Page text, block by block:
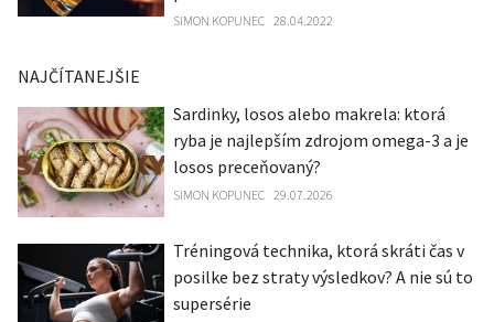
SIMON KOPUNEC 28.04.2022
NAJČÍTANEJŠIE
Sardinky, losos alebo makrela: ktorá
ryba je najlepším zdrojom omega-3 a je
losos preceňovaný?
SIMON KOPUNEC 29.07.2026
Tréningová technika, ktorá skráti čas v
posilke bez straty výsledkov? A nie sú to
supersérie